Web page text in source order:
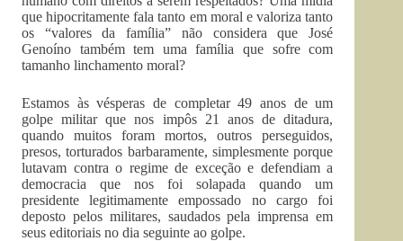
que hipocritamente fala tanto em moral e valoriza tanto
os “valores da família” não considera que José
Genoíno também tem uma família que sofre com
tamanho linchamento moral?
Estamos às vésperas de completar 49 anos de um
golpe militar que nos impôs 21 anos de ditadura,
quando muitos foram mortos, outros perseguidos,
presos, torturados barbaramente, simplesmente porque
lutavam contra o regime de exceção e defendiam a
democracia que nos foi solapada quando um
presidente legitimamente empossado no cargo foi
deposto pelos militares, saudados pela imprensa em
seus editoriais no dia seguinte ao golpe.